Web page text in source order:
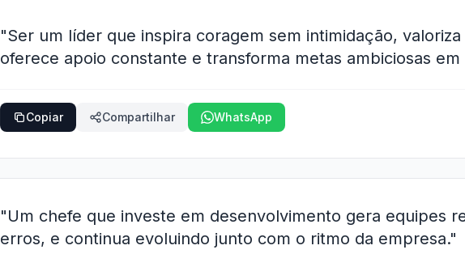
"Ser um líder que inspira coragem sem intimidação,
oferece apoio constante e transforma metas ambiciosas em
Copiar Compartilhar WhatsApp
"Um chefe que investe em desenvolvimento gera equipes
erros, e continua evoluindo junto com o ritmo da empresa."